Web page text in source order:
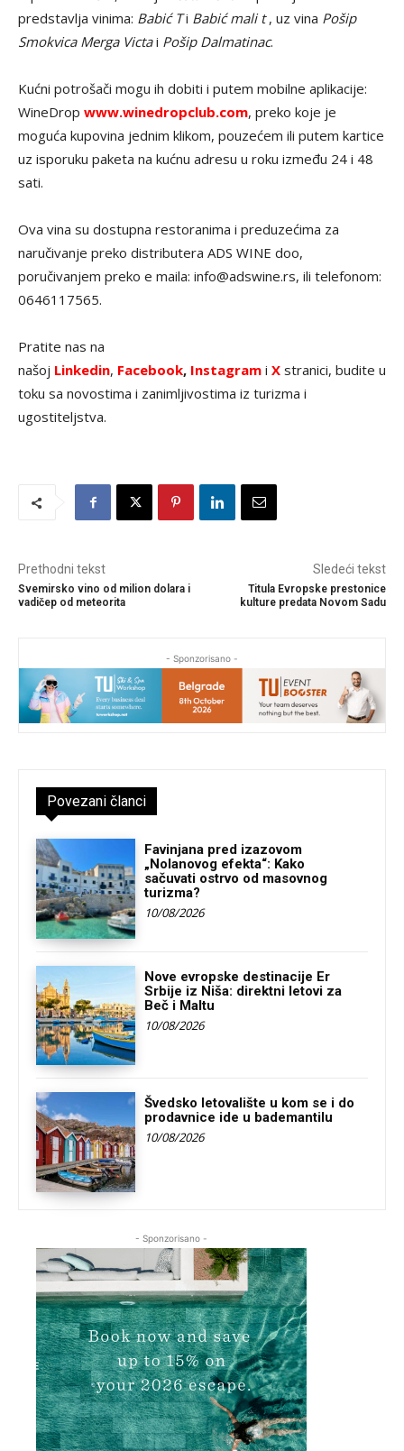
predstavlja vinima: Babić Ti Babić mali t, uz vina Pošip
Smokvica Merga Victai Pošip Dalmatinac.
Kućni potrošači mogu ih dobiti i putem mobilne aplikacije:
WineDrop www.winedropclub.com, preko koje je
moguća kupovina jednim klikom, pouzećem ili putem kartice
uz isporuku paketa na kućnu adresu u roku između 24 i 48
sati.
Ova vina su dostupna restoranima i preduzećima za
naručivanje preko distributera ADS WINE doo,
poručivanjem preko e maila: info@adswine.rs, ili telefonom:
0646117565.
Pratite nas na
našoj Linkedin, Facebook, Instagram i X stranici, budite u
toku sa novostima i zanimljivostima iz turizma i
ugostiteljstva.
Prethodni tekst
Svemirsko vino od milion dolara i
vadičep od meteorita
Sledeći tekst
Titula Evropske prestonice
kulture predata Novom Sadu
- Sponzorisano -
Povezani članci
Favinjana pred izazovom
„Nolanovog efekta“: Kako
sačuvati ostrvo od masovnog
turizma?
10/08/2026
Nove evropske destinacije Er
Srbije iz Niša: direktni letovi za
Beč i Maltu
10/08/2026
Švedsko letovalište u kom se i do
prodavnice ide u bademantilu
10/08/2026
- Sponzorisano -